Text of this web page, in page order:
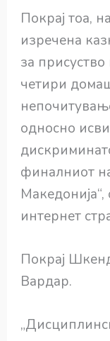
Покрај тоа,
изречена
за
четири
односно
финалниот
интернет
Покрај
Вардар.